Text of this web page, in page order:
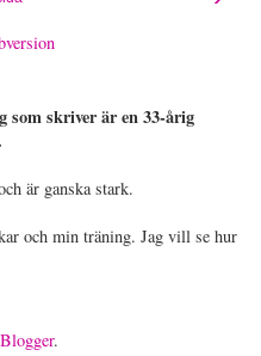
skriver är en 33-årig
är ganska stark.
och min träning. Jag vill se hur
Blogger.